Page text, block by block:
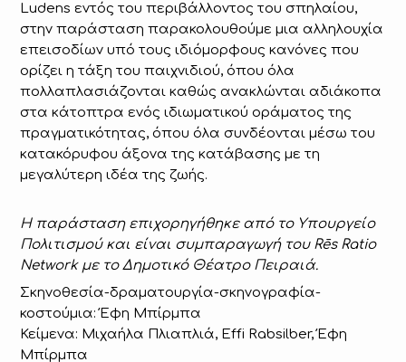
Ludens εντός του περιβάλλοντος του σπηλαίου,
στην παράσταση παρακολουθούμε μια αλληλουχία
επεισοδίων υπό τους ιδιόμορφους κανόνες που
ορίζει η τάξη του παιχνιδιού, όπου όλα
πολλαπλασιάζονται καθώς ανακλώνται αδιάκοπα
στα κάτοπτρα ενός ιδιωματικού οράματος της
πραγματικότητας, όπου όλα συνδέονται μέσω του
κατακόρυφου άξονα της κατάβασης με τη
μεγαλύτερη ιδέα της ζωής.
Η παράσταση επιχορηγήθηκε από το Υπουργείο
Πολιτισμού και είναι συμπαραγωγή του Rēs Ratio
Network με το Δημοτικό Θέατρο Πειραιά.
Σκηνοθεσία-δραματουργία-σκηνογραφία-
κοστούμια: Έφη Μπίρμπα
Κείμενα: Μιχαήλα Πλιαπλιά, Effi Rabsilber, Έφη
Μπίρμπα